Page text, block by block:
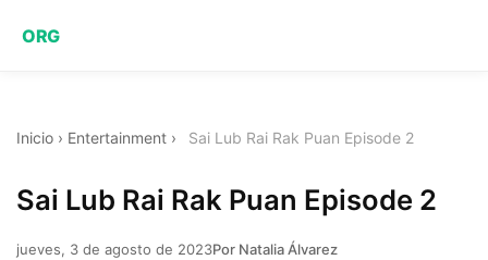
ORG
Inicio › Entertainment › Sai Lub Rai Rak Puan Episode 2
Sai Lub Rai Rak Puan Episode 2
jueves, 3 de agosto de 2023Por Natalia Álvarez